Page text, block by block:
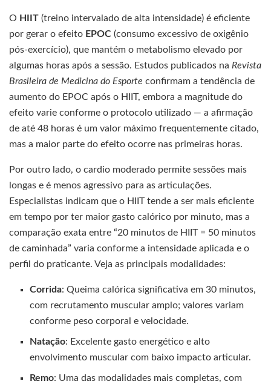
O HIIT (treino intervalado de alta intensidade) é eficiente
por gerar o efeito EPOC (consumo excessivo de oxigênio
pós-exercício), que mantém o metabolismo elevado por
algumas horas após a sessão. Estudos publicados na Revista
Brasileira de Medicina do Esporte confirmam a tendência de
aumento do EPOC após o HIIT, embora a magnitude do
efeito varie conforme o protocolo utilizado — a afirmação
de até 48 horas é um valor máximo frequentemente citado,
mas a maior parte do efeito ocorre nas primeiras horas.
Por outro lado, o cardio moderado permite sessões mais
longas e é menos agressivo para as articulações.
Especialistas indicam que o HIIT tende a ser mais eficiente
em tempo por ter maior gasto calórico por minuto, mas a
comparação exata entre “20 minutos de HIIT = 50 minutos
de caminhada” varia conforme a intensidade aplicada e o
perfil do praticante. Veja as principais modalidades:
Corrida: Queima calórica significativa em 30 minutos,
com recrutamento muscular amplo; valores variam
conforme peso corporal e velocidade.
Natação: Excelente gasto energético e alto
envolvimento muscular com baixo impacto articular.
Remo: Uma das modalidades mais completas, com